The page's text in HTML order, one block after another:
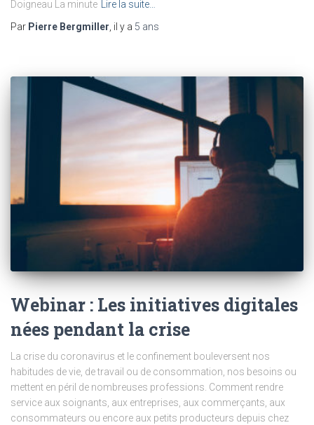
Doigneau La minute
Lire la suite…
Par Pierre Bergmiller , il y a 5 ans
Webinar : Les initiatives digitales
nées pendant la crise
La crise du coronavirus et le confinement bouleversent nos
habitudes de vie, de travail ou de consommation, nos besoins ou
mettent en péril de nombreuses professions. Comment rendre
service aux soignants, aux entreprises, aux commerçants, aux
consommateurs ou encore aux petits producteurs depuis chez